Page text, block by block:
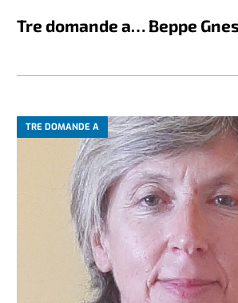
Tre domande a… Beppe
TRE DOMANDE A